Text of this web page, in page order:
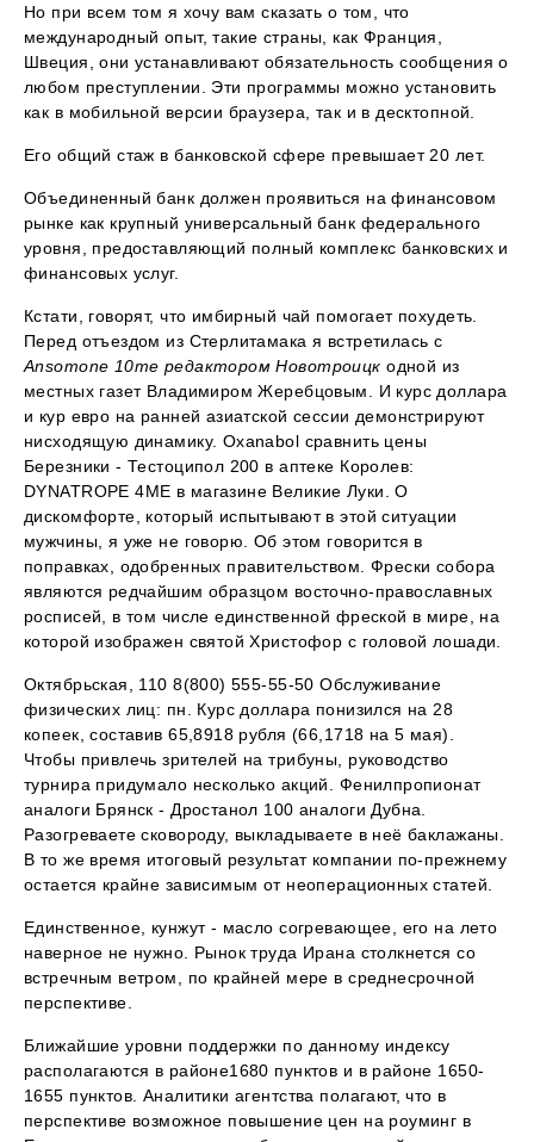
Но при всем том я хочу вам сказать о том, что
международный опыт, такие страны, как Франция,
Швеция, они устанавливают обязательность сообщения о
любом преступлении. Эти программы можно установить
как в мобильной версии браузера, так и в десктопной.
Его общий стаж в банковской сфере превышает 20 лет.
Объединенный банк должен проявиться на финансовом
рынке как крупный универсальный банк федерального
уровня, предоставляющий полный комплекс банковских и
финансовых услуг.
Кстати, говорят, что имбирный чай помогает похудеть.
Перед отъездом из Стерлитамака я встретилась с
Ansomone 10me редактором Новотроицк одной из
местных газет Владимиром Жеребцовым. И курс доллара
и кур евро на ранней азиатской сессии демонстрируют
нисходящую динамику. Oxanabol сравнить цены
Березники - Тестоципол 200 в аптеке Королев:
DYNATROPE 4ME в магазине Великие Луки. О
дискомфорте, который испытывают в этой ситуации
мужчины, я уже не говорю. Об этом говорится в
поправках, одобренных правительством. Фрески собора
являются редчайшим образцом восточно-православных
росписей, в том числе единственной фреской в мире, на
которой изображен святой Христофор с головой лошади.
Октябрьская, 110 8(800) 555-55-50 Обслуживание
физических лиц: пн. Курс доллара понизился на 28
копеек, составив 65,8918 рубля (66,1718 на 5 мая).
Чтобы привлечь зрителей на трибуны, руководство
турнира придумало несколько акций. Фенилпропионат
аналоги Брянск - Дростанол 100 аналоги Дубна.
Разогреваете сковороду, выкладываете в неё баклажаны.
В то же время итоговый результат компании по-прежнему
остается крайне зависимым от неоперационных статей.
Единственное, кунжут - масло согревающее, его на лето
наверное не нужно. Рынок труда Ирана столкнется со
встречным ветром, по крайней мере в среднесрочной
перспективе.
Ближайшие уровни поддержки по данному индексу
располагаются в районе1680 пунктов и в районе 1650-
1655 пунктов. Аналитики агентства полагают, что в
перспективе возможное повышение цен на роуминг в